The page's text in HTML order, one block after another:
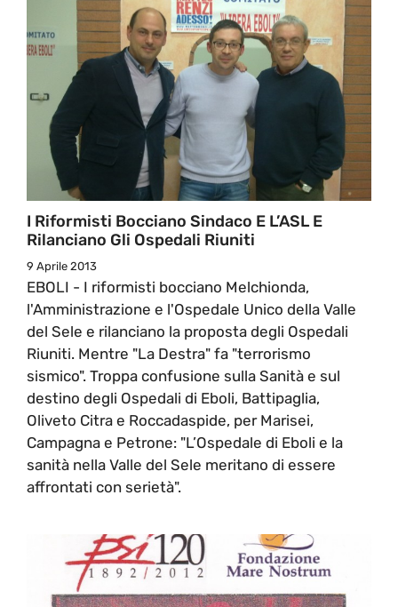
I Riformisti Bocciano Sindaco E L’ASL E
Rilanciano Gli Ospedali Riuniti
9 Aprile 2013
EBOLI - I riformisti bocciano Melchionda,
l'Amministrazione e l'Ospedale Unico della Valle
del Sele e rilanciano la proposta degli Ospedali
Riuniti. Mentre "La Destra" fa "terrorismo
sismico". Troppa confusione sulla Sanità e sul
destino degli Ospedali di Eboli, Battipaglia,
Oliveto Citra e Roccadaspide, per Marisei,
Campagna e Petrone: "L’Ospedale di Eboli e la
sanità nella Valle del Sele meritano di essere
affrontati con serietà".